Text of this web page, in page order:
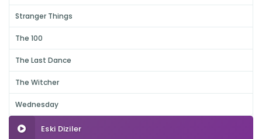
Stranger Things
The 100
The Last Dance
The Witcher
Wednesday
Eski Diziler